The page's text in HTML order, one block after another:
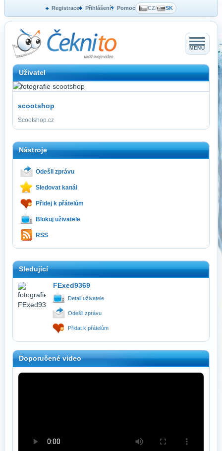
Registrace Přihlášení Pomoc CZ/ SK
MENU
Uživatel
scootshop
Scootshop.cz
Nástroje
Odešli zprávu
Sledovat kanál
Přidej k přátelům
Blokuj uživatele
RSS
Sledující
FExed9369
Detail uživatele
Odešli zprávu
Přidat k přátelům
Doporučené video